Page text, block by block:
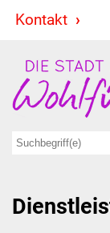
Kontakt